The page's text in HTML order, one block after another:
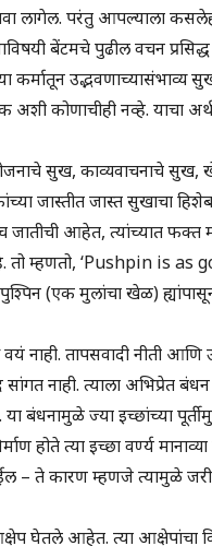
लागेल. परंतु आपल्याला
याविषयी बेंटमचे पुढील वचन
उद्भवणाच्यासंभाव्य
कोणाचीही नव्हे. याचा
सुख, काव्यवाचनाचे सुख,
जास्तीत जास्त सुखाचा
जातीची आहेत, त्यांच्यात
तो म्हणतो, ‘Pushpin is
(एक मुलांचा खेळ)
वयं नाही. तापसवादी नीती
सांगत नाही. त्याला
बंधनामुळे ज्या इच्छांच्या
होते त्या इच्छा वर्ण्य
– ते कारण म्हणजे त्यामुळे
घेतले आहेत. त्या आक्षेपांचा